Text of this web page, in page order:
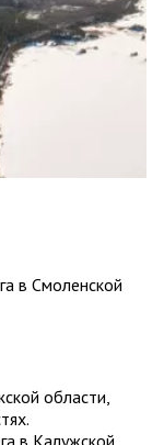
в Смоленской
области,